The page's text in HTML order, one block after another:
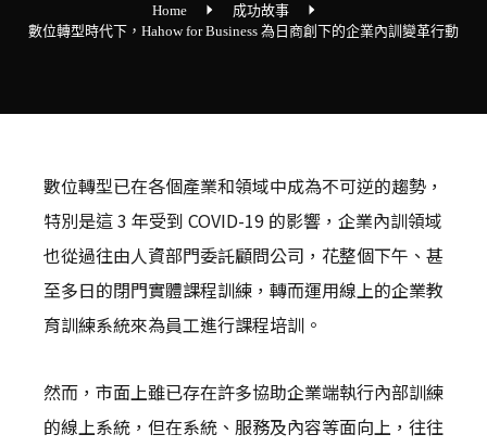
Home
成功故事
數位轉型時代下，Hahow for Business 為日商創下的企業內訓變革行動
數位轉型已在各個產業和領域中成為不可逆的趨勢，
特別是這 3 年受到 COVID-19 的影響，企業內訓領域
也從過往由人資部門委託顧問公司，花整個下午、甚
至多日的閉門實體課程訓練，轉而運用線上的企業教
育訓練系統來為員工進行課程培訓。
然而，市面上雖已存在許多協助企業端執行內部訓練
的線上系統，但在系統、服務及內容等面向上，往往